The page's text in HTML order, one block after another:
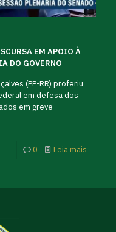
EM APOIO À
DO GOVERNO
(PP-RR) proferiu
em defesa dos
em greve
0 Leia mais